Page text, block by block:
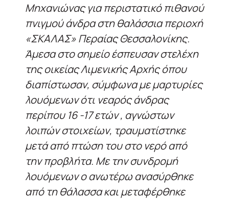
Μηχανιώνας για περιστατικό πιθανού
πνιγμού άνδρα στη θαλάσσια περιοχή
«ΣΚΑΛΑΣ» Περαίας Θεσσαλονίκης.
Άμεσα στο σημείο έσπευσαν στελέχη
της οικείας Λιμενικής Αρχής όπου
διαπίστωσαν, σύμφωνα με μαρτυρίες
λουόμενων ότι νεαρός άνδρας
περίπου 16 -17 ετών , αγνώστων
λοιπών στοιχείων, τραυματίστηκε
μετά από πτώση του στο νερό από
την προβλήτα. Με την συνδρομή
λουόμενων ο ανωτέρω ανασύρθηκε
από τη θάλασσα και μεταφέρθηκε